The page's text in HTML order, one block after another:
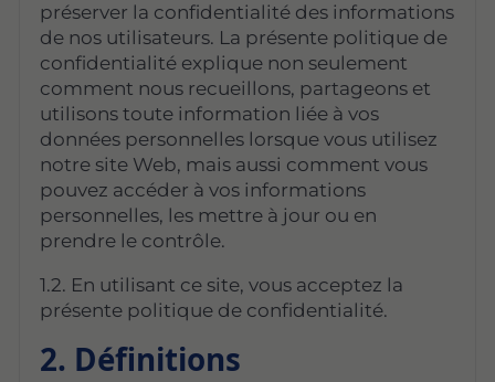
préserver la confidentialité des informations
de nos utilisateurs. La présente politique de
confidentialité explique non seulement
comment nous recueillons, partageons et
utilisons toute information liée à vos
données personnelles lorsque vous utilisez
notre site Web, mais aussi comment vous
pouvez accéder à vos informations
personnelles, les mettre à jour ou en
prendre le contrôle.
1.2. En utilisant ce site, vous acceptez la
présente politique de confidentialité.
2. Définitions